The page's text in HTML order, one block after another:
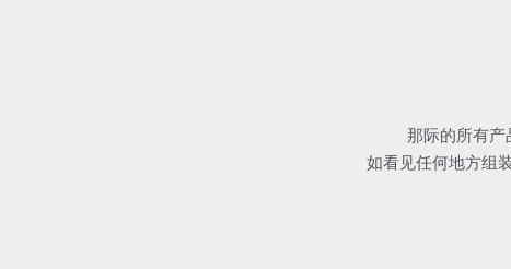
那际的
如看见任何地方组